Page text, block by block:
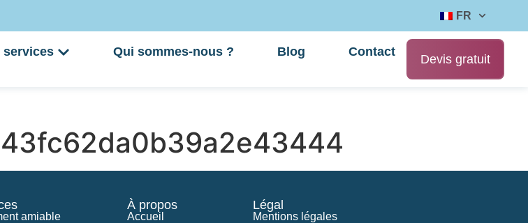
FR
services Qui sommes-nous ? Blog Contact
Devis gratuit
amiable
À propos
Accueil
Légal
Mentions légales